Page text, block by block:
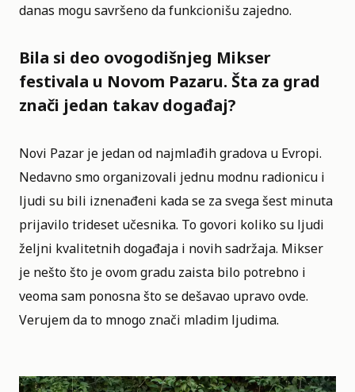
danas mogu savršeno da funkcionišu zajedno.
Bila si deo ovogodišnjeg Mikser
festivala u Novom Pazaru. Šta za grad
znači jedan takav događaj?
Novi Pazar je jedan od najmlađih gradova u Evropi.
Nedavno smo organizovali jednu modnu radionicu i
ljudi su bili iznenađeni kada se za svega šest minuta
prijavilo trideset učesnika. To govori koliko su ljudi
željni kvalitetnih događaja i novih sadržaja. Mikser
je nešto što je ovom gradu zaista bilo potrebno i
veoma sam ponosna što se dešavao upravo ovde.
Verujem da to mnogo znači mladim ljudima.